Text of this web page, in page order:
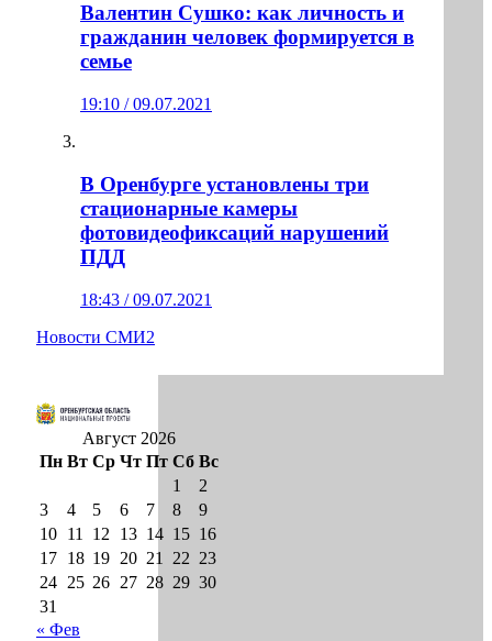
Валентин Сушко: как личность и
гражданин человек формируется в
семье
19:10 / 09.07.2021
В Оренбурге установлены три
стационарные камеры
фотовидеофиксаций нарушений
ПДД
18:43 / 09.07.2021
Новости СМИ2
Август 2026
Пн Вт Ср Чт Пт Сб Вс
1
2
3
4 5 6 7 8
9
10 11 12 13 14 15 16
17 18 19 20 21 22 23
24 25 26 27 28 29 30
31
« Фев